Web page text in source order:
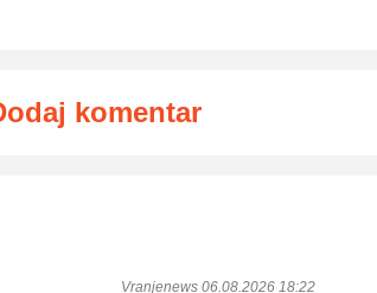
komentar
Vranjenews 06.08.2026 18:22